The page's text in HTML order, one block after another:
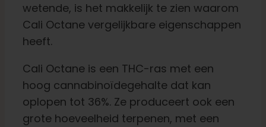
wetende, is het makkelijk te zien waarom
Cali Octane vergelijkbare eigenschappen
heeft.
Cali Octane is een THC-ras met een
hoog cannabinoïdegehalte dat kan
oplopen tot 36%. Ze produceert ook een
grote hoeveelheid terpenen, met een